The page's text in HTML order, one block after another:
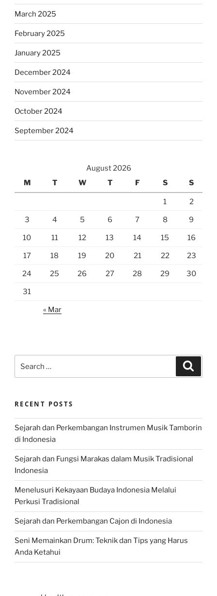
March 2025
February 2025
January 2025
December 2024
November 2024
October 2024
September 2024
August 2026
M
T W T F S S
1 2
3 4 5 6 7 8 9
10 11 12 13 14 15 16
17 18 19 20 21 22 23
24 25 26 27 28 29 30
31
« Mar
for:
RECENT POSTS
Sejarah dan Perkembangan Instrumen Musik Tamborin
di Indonesia
Sejarah dan Fungsi Marakas dalam Musik Tradisional
Indonesia
Menelusuri Kekayaan Budaya Indonesia Melalui
Perkusi Tradisional
Sejarah dan Perkembangan Cajon di Indonesia
Seni Memainkan Drum: Teknik dan Tips yang Harus
Anda Ketahui